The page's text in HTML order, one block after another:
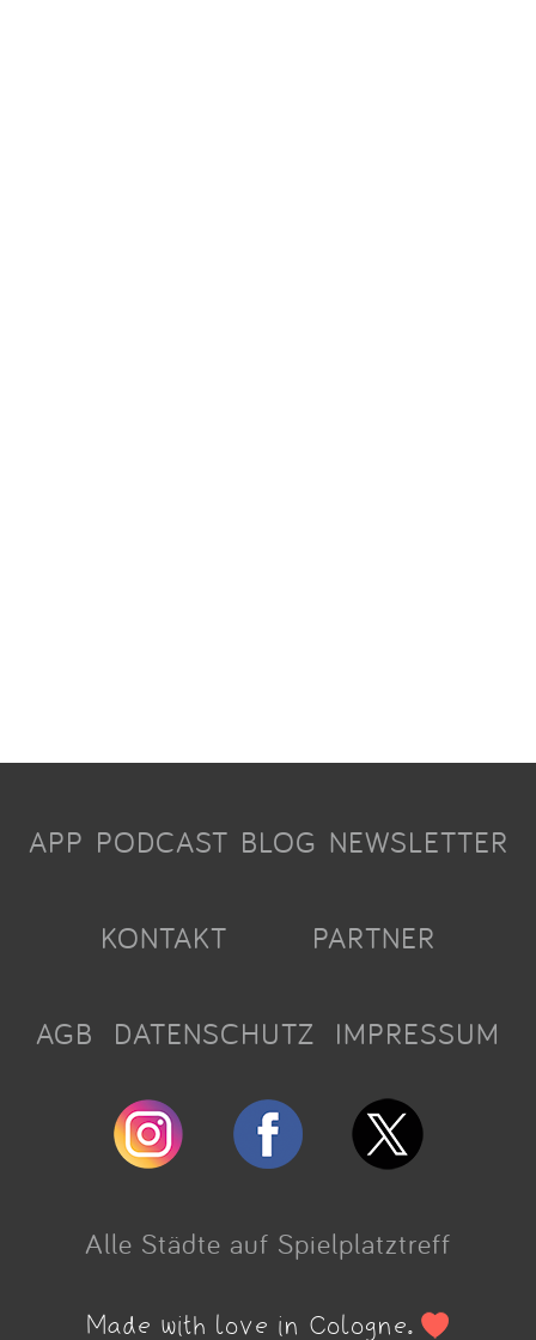
APP PODCAST BLOG NEWSLETTER
KONTAKT PARTNER
AGB DATENSCHUTZ IMPRESSUM
Alle Städte auf Spielplatztreff
Made with love in Cologne.